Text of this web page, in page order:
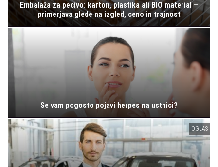
Embalaža za pecivo: karton, plastika ali BIO material –
primerjava glede na izgled, ceno in trajnost
Se vam pogosto pojavi herpes na ustnici?
OGLAS